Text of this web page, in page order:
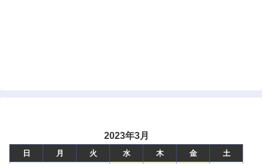
2023年3月
日 月 火 水 木 金
土